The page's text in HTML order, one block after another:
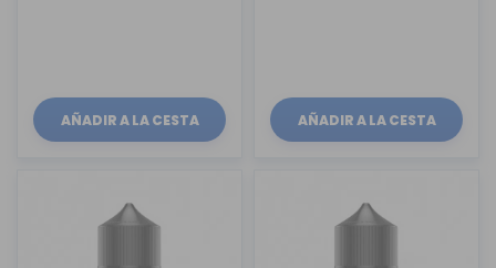
AÑADIR A LA CESTA AÑADIR A LA CESTA